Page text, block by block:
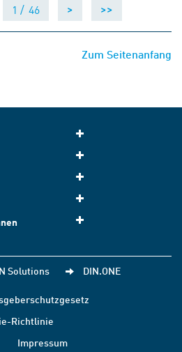
1 / 46 > >>
Zum Seitenanfang
Solutions DIN.ONE
Richtlinie
Impressum